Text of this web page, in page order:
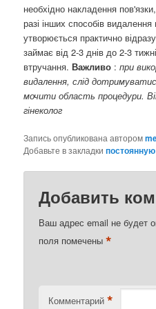
необхідно накладення
разі інших способів
утворюється практично
займає від 2-3 днів до 2-3
втручання.Важливо :при
видалення, слід
мочити областьпроцедури.
гінеколог
Запись опубликована автором
Добавьте в закладки
Добавить
Ваш адрес email не будет
поля помечены*
Комментарий *